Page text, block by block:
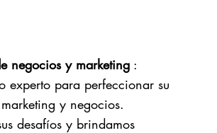
negocios y marketing:
experto para perfeccionar su
y negocios.
desafíos y brindamos